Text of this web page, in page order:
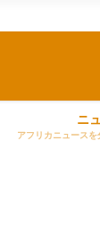
ニ
アフリカニュースを